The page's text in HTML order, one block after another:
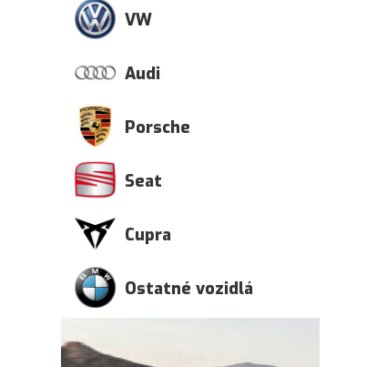
VW
Audi
Porsche
Seat
Cupra
Ostatné vozidlá